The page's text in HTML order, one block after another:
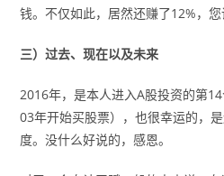
钱。不仅如此，居然还赚了12%，您
三）过去、现在以及未来
2016年，是本人进入A股投资的第14
03年开始买股票），也很幸运的，
度。没什么好说的，感恩。